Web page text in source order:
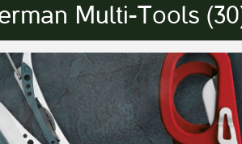
Multi-Tools